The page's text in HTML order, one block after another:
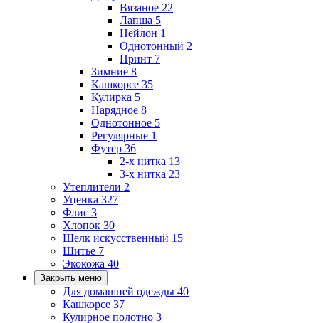
Вязаное 22
Лапша 5
Нейлон 1
Однотонный 2
Принт 7
Зимние 8
Кашкорсе 35
Кулирка 5
Нарядное 8
Однотонное 5
Регулярные 1
Футер 36
2-х нитка 13
3-х нитка 23
Утеплители 2
Уценка 327
Флис 3
Хлопок 30
Шелк искусственный 15
Шитье 7
Экокожа 40
Закрыть меню
Для домашней одежды 40
Кашкорсе 37
Кулирное полотно 3